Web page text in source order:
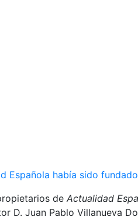
Española había sido
de Actualidad
D. Juan Pablo Villanueva